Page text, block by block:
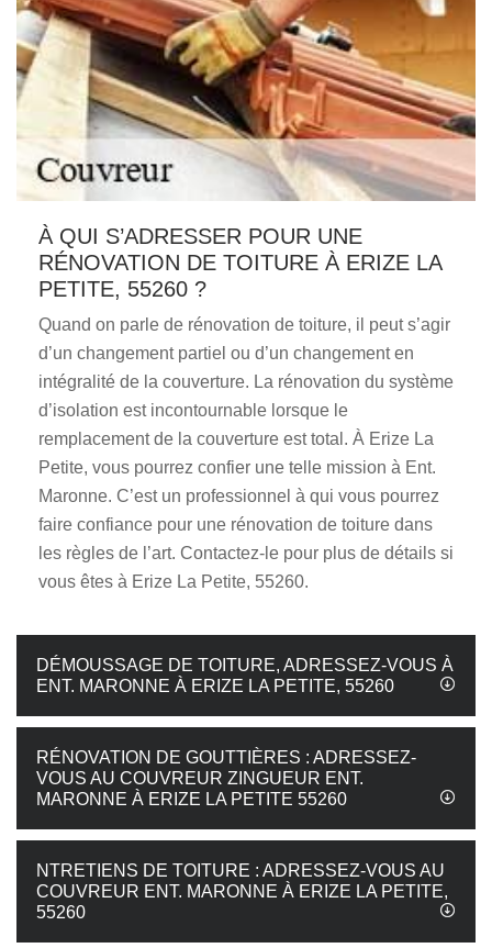
À QUI S’ADRESSER POUR UNE
RÉNOVATION DE TOITURE À ERIZE LA
PETITE, 55260 ?
Quand on parle de rénovation de toiture, il peut s’agir
d’un changement partiel ou d’un changement en
intégralité de la couverture. La rénovation du système
d’isolation est incontournable lorsque le
remplacement de la couverture est total. À Erize La
Petite, vous pourrez confier une telle mission à Ent.
Maronne. C’est un professionnel à qui vous pourrez
faire confiance pour une rénovation de toiture dans
les règles de l’art. Contactez-le pour plus de détails si
vous êtes à Erize La Petite, 55260.
DÉMOUSSAGE DE TOITURE, ADRESSEZ-VOUS À
ENT. MARONNE À ERIZE LA PETITE, 55260
RÉNOVATION DE GOUTTIÈRES : ADRESSEZ-
VOUS AU COUVREUR ZINGUEUR ENT.
MARONNE À ERIZE LA PETITE 55260
NTRETIENS DE TOITURE : ADRESSEZ-VOUS AU
COUVREUR ENT. MARONNE À ERIZE LA PETITE,
55260